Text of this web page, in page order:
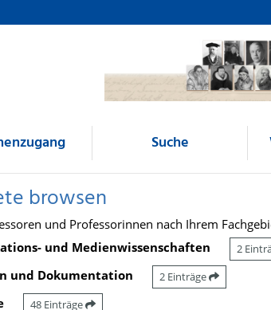
Suche
browsen
und Professorinnen nach Ihrem
und Medienwissenschaften
2
und Dokumentation 2 Einträge
48 Einträge